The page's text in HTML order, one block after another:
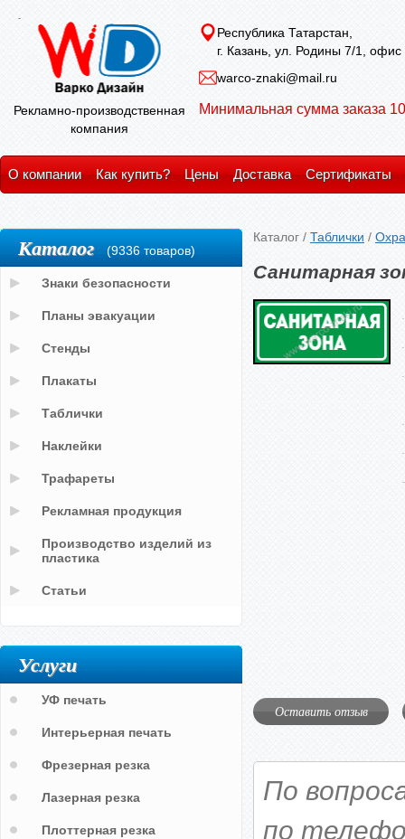
Рекламно-производственная
компания
Республика Татарстан,
г. Казань, ул. Родины 7/1, офис
warco-znaki@mail.ru
Минимальная сумма заказа
О компании Как купить? Цены Доставка Сертификаты
Каталог / Таблички /
Санитарная
Оставить отзыв
По
по
Каталог (9336 товаров)
Знаки безопасности
Планы эвакуации
Стенды
Плакаты
Таблички
Наклейки
Трафареты
Рекламная продукция
Производство изделий из
пластика
Статьи
Услуги
УФ печать
Интерьерная печать
Фрезерная резка
Лазерная резка
Плоттерная резка